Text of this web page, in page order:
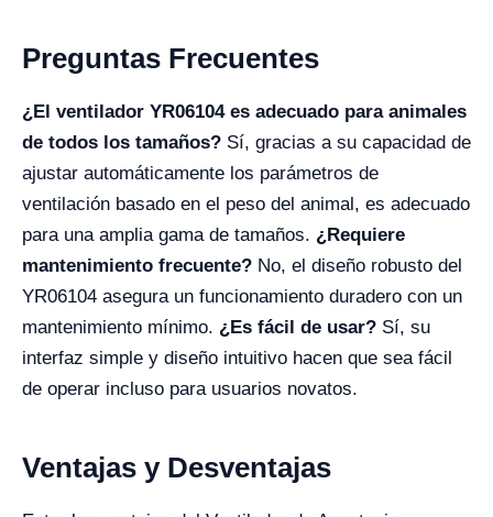
Preguntas Frecuentes
¿El ventilador YR06104 es adecuado para animales
de todos los tamaños? Sí, gracias a su capacidad de
ajustar automáticamente los parámetros de
ventilación basado en el peso del animal, es adecuado
para una amplia gama de tamaños. ¿Requiere
mantenimiento frecuente? No, el diseño robusto del
YR06104 asegura un funcionamiento duradero con un
mantenimiento mínimo. ¿Es fácil de usar? Sí, su
interfaz simple y diseño intuitivo hacen que sea fácil
de operar incluso para usuarios novatos.
Ventajas y Desventajas